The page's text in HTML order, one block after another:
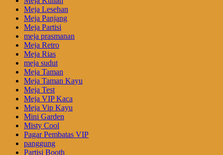
Meja Lesehan
Meja Panjang
Meja Partisi
meja prasmanan
Meja Retro
Meja Rias
meja sudut
Meja Taman
Meja Taman Kayu
Meja Test
Meja VIP Kaca
Meja Vip Kayu
Mini Garden
Misty Cool
Pagar Pembatas VIP
panggung
Partisi Booth